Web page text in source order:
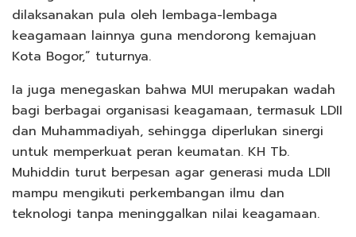
dilaksanakan pula oleh lembaga-lembaga
keagamaan lainnya guna mendorong kemajuan
Kota Bogor,” tuturnya.
Ia juga menegaskan bahwa MUI merupakan wadah
bagi berbagai organisasi keagamaan, termasuk LDII
dan Muhammadiyah, sehingga diperlukan sinergi
untuk memperkuat peran keumatan. KH Tb.
Muhiddin turut berpesan agar generasi muda LDII
mampu mengikuti perkembangan ilmu dan
teknologi tanpa meninggalkan nilai keagamaan.